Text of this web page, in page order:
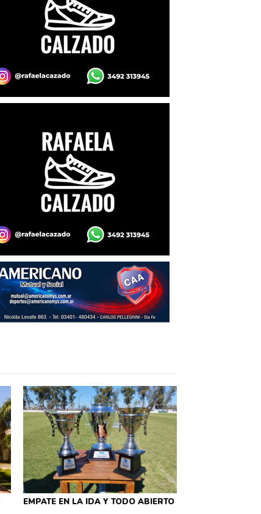
EMPATE EN LA IDA Y TODO ABIERTO